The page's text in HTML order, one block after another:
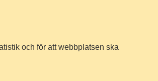
och för att webbplatsen ska